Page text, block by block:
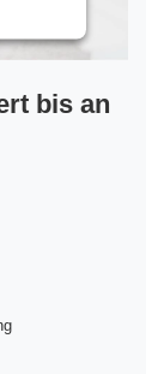
bis an